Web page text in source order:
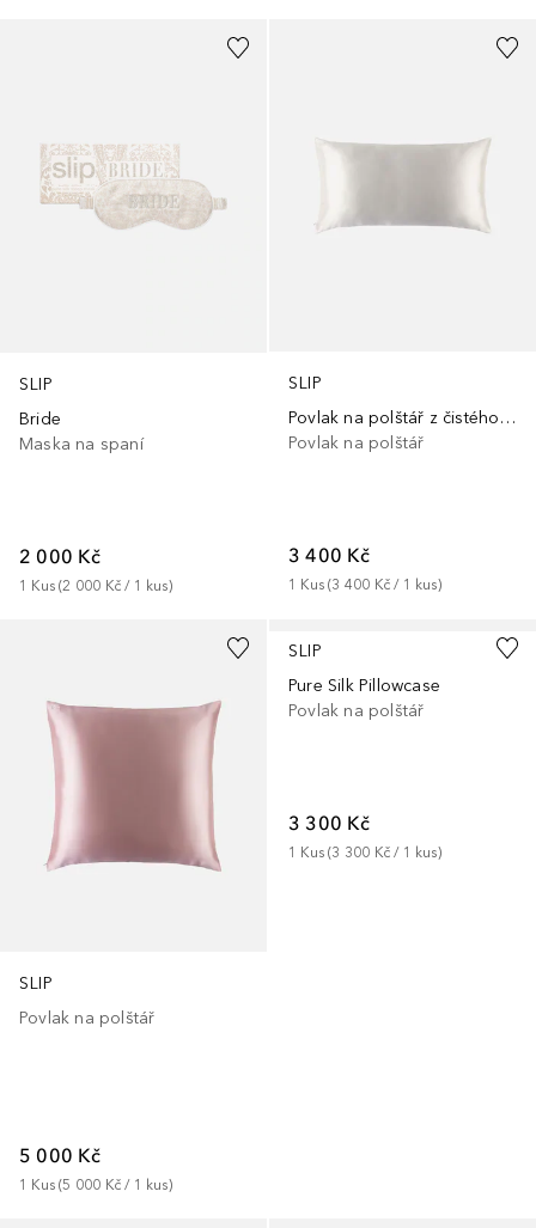
SLIP
Bride
Maska na spaní
2 000 Kč
1 Kus (2 000 Kč / 1 kus)
SLIP
Povlak na polštář z čistého hedvábí – 40 × 80
Povlak na polštář
3 400 Kč
1 Kus (3 400 Kč / 1 kus)
SLIP
Povlak na polštář
5 000 Kč
1 Kus (5 000 Kč / 1 kus)
SLIP
Pure Silk Pillowcase
Povlak na polštář
3 300 Kč
1 Kus (3 300 Kč / 1 kus)
+1